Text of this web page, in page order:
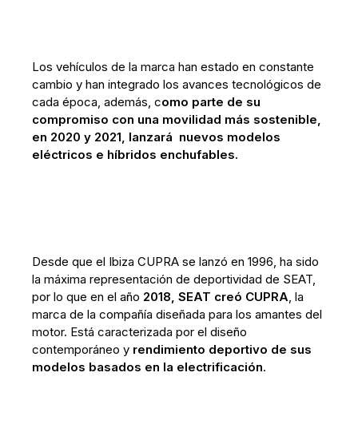
Los vehículos de la marca han estado en constante
cambio y han integrado los avances tecnológicos de
cada época, además, como parte de su
compromiso con una movilidad más sostenible,
en 2020 y 2021, lanzará nuevos modelos
eléctricos e híbridos enchufables.
Desde que el Ibiza CUPRA se lanzó en 1996, ha sido
la máxima representación de deportividad de SEAT,
por lo que en el año 2018, SEAT creó CUPRA, la
marca de la compañía diseñada para los amantes del
motor. Está caracterizada por el diseño
contemporáneo y rendimiento deportivo de sus
modelos basados en la electrificación.